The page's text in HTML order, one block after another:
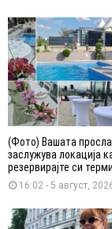
(Фото) Вашата
заслужува локација
резервирајте си
16:02 - 5 август,